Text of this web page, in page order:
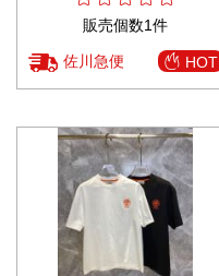
販売個数1件
佐川急便 HOT